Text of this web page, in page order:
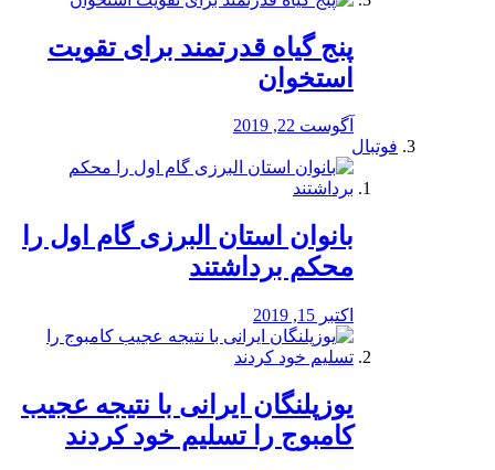
پنج گیاه قدرتمند برای تقویت
استخوان
آگوست 22, 2019
فوتبال
بانوان استان البرزی گام اول را
محكم برداشتند
اکتبر 15, 2019
یوزپلنگان ایرانی با نتیجه عجیب
کامبوج را تسلیم خود کردند